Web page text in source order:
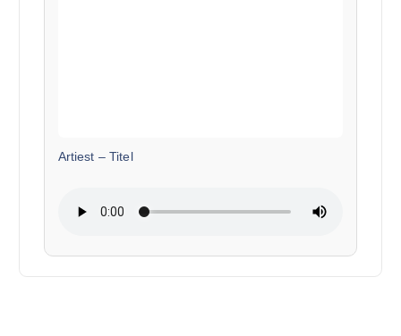
Artiest – Titel